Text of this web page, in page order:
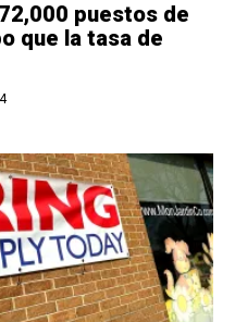
puestos de
que la tasa de